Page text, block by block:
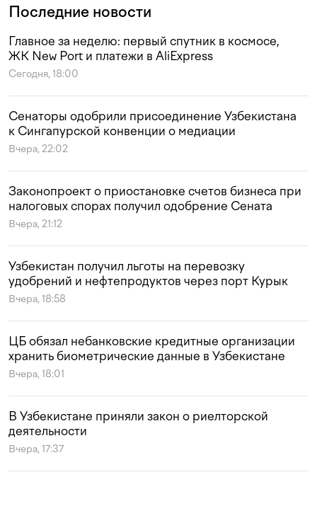
Последние новости
Главное за неделю: первый спутник в космосе,
ЖК New Port и платежи в AliExpress
Сегодня, 18:00
Сенаторы одобрили присоединение Узбекистана
к Сингапурской конвенции о медиации
Вчера, 22:02
Законопроект о приостановке счетов бизнеса при
налоговых спорах получил одобрение Сената
Вчера, 21:12
Узбекистан получил льготы на перевозку
удобрений и нефтепродуктов через порт Курык
Вчера, 18:58
ЦБ обязал небанковские кредитные организации
хранить биометрические данные в Узбекистане
Вчера, 18:01
В Узбекистане приняли закон о риелторской
деятельности
Вчера, 17:37